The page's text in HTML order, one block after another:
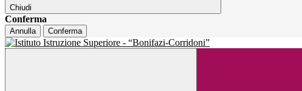
Chiudi
Conferma
Annulla Conferma